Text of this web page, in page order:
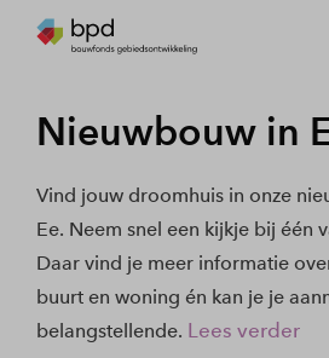
Nieuwbouw in
Vind jouw droomhuis in onze
Ee. Neem snel een kijkje bij één
Daar vind je meer informatie
buurt en woning én kan je je
belangstellende. Lees verder